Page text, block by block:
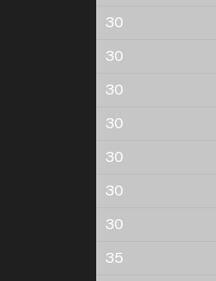
30
30
30
30
30
30
30
35